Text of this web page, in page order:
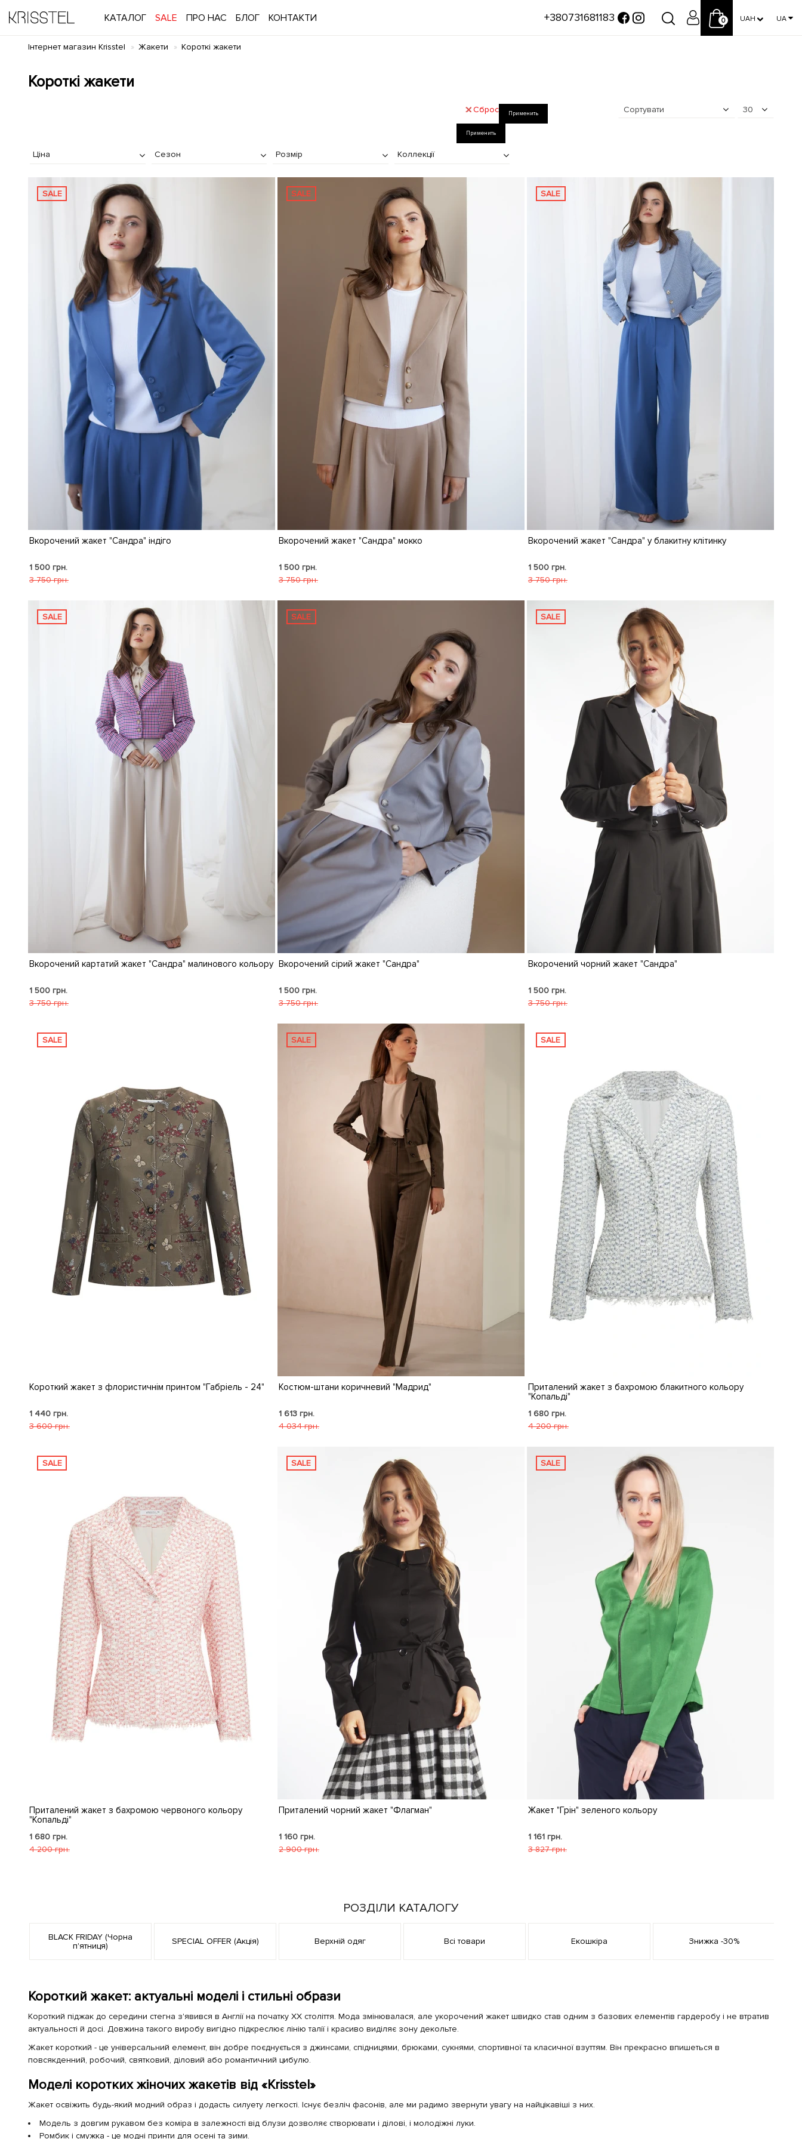
КАТАЛОГ SALE ПРО НАС БЛОГ КОНТАКТИ +380731681183 0 UAH UA
Інтернет магазин Krisstel Жакети Короткі жакети
Короткі жакети
Сортувати 30
Применить
Ціна Сезон Розмір Коллекції
Сброс Применить
SALE
Вкорочений жакет "Сандра" індіго
1 500 грн.
3 750 грн.
SALE
Вкорочений жакет "Сандра" мокко
1 500 грн.
3 750 грн.
SALE
Вкорочений жакет "Сандра" у блакитну клітинку
1 500 грн.
3 750 грн.
SALE
Вкорочений картатий жакет "Сандра" малинового кольору
1 500 грн.
3 750 грн.
SALE
Вкорочений сірий жакет "Сандра"
1 500 грн.
3 750 грн.
SALE
Вкорочений чорний жакет "Сандра"
1 500 грн.
3 750 грн.
SALE
Короткий жакет з флористичнім принтом "Габріель - 24"
1 440 грн.
3 600 грн.
SALE
Костюм-штани коричневий "Мадрид"
1 613 грн.
4 034 грн.
SALE
Приталений жакет з бахромою блакитного кольору
"Копальді"
1 680 грн.
4 200 грн.
SALE
Приталений жакет з бахромою червоного кольору
"Копальді"
1 680 грн.
4 200 грн.
SALE
Приталений чорний жакет "Флагман"
1 160 грн.
2 900 грн.
SALE
Жакет "Грін" зеленого кольору
1 161 грн.
3 827 грн.
РОЗДІЛИ КАТАЛОГУ
BLACK FRIDAY (Чорна
п'ятниця)
SPECIAL OFFER (Акція) Верхній одяг Всі товари Екошкіра Знижка -30%
Короткий жакет: актуальні моделі і стильні образи
Короткий піджак до середини стегна з'явився в Англії на початку XX століття. Мода змінювалася, але укорочений жакет швидко став одним з базових елементів гардеробу і не втратив
актуальності й досі. Довжина такого виробу вигідно підкреслює лінію талії і красиво виділяє зону декольте.
Жакет короткий - це універсальний елемент, він добре поєднується з джинсами, спідницями, брюками, сукнями, спортивної та класичної взуттям. Він прекрасно впишеться в
повсякденний, робочий, святковий, діловий або романтичний цибулю.
Моделі коротких жіночих жакетів від «Krisstel»
Жакет освіжить будь-який модний образ і додасть силуету легкості. Існує безліч фасонів, але ми радимо звернути увагу на найцікавіші з них.
Модель з довгим рукавом без коміра в залежності від блузи дозволяє створювати і ділові, і молодіжні луки.
Ромбик і смужка - це модні принти для осені та зими.